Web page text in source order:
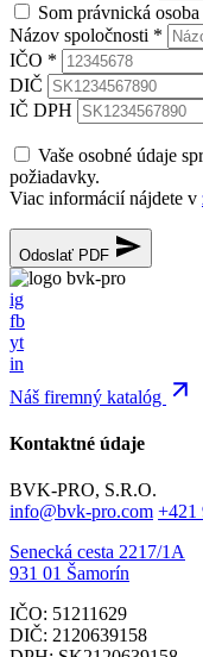
Som právnická osoba
Názov spoločnosti *
IČO *
DIČ
IČ DPH
Vaše osobné údaje
požiadavky.
Viac informácií nájdete v
Odoslať PDF
ig
fb
yt
in
Náš firemný katalóg
Kontaktné údaje
BVK-PRO, S.R.O.
info@bvk-pro.com +421
Senecká cesta 2217/1A
931 01 Šamorín
IČO: 51211629
DIČ: 2120639158